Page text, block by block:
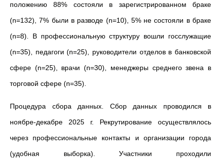
положению 88% состояли в зарегистрированном браке
(n=132), 7% были в разводе (n=10), 5% не состояли в браке
(n=8). В профессиональную структуру вошли госслужащие
(n=35), педагоги (n=25), руководители отделов в банковской
сфере (n=25), врачи (n=30), менеджеры среднего звена в
торговой сфере (n=35).
Процедура сбора данных. Сбор данных проводился в
ноябре-декабре 2025 г. Рекрутирование осуществлялось
через профессиональные контакты и организации города
(удобная выборка). Участники проходили